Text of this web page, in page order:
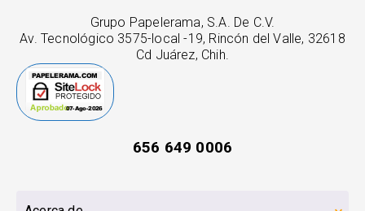
Grupo Papelerama, S.A. De C.V.
Av. Tecnológico 3575-local -19, Rincón del Valle, 32618
Cd Juárez, Chih.
656 649 0006